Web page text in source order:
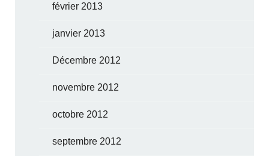
février 2013
janvier 2013
Décembre 2012
novembre 2012
octobre 2012
septembre 2012